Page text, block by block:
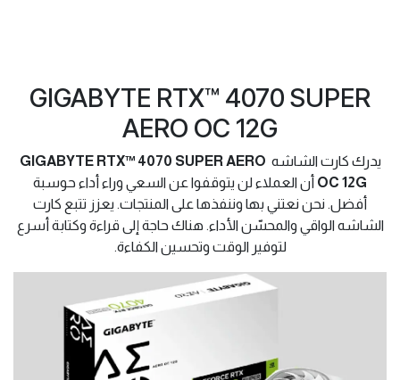
GIGABYTE RTX™ 4070 SUPER
AERO OC 12G
يدرك كارت الشاشه GIGABYTE RTX™ 4070 SUPER AERO
OC 12G أن العملاء لن يتوقفوا عن السعي وراء أداء حوسبة
أفضل. نحن نعتني بها وننفذها على المنتجات. يعزز تتبع كارت
الشاشه الواقي والمحسّن الأداء. هناك حاجة إلى قراءة وكتابة أسرع
لتوفير الوقت وتحسين الكفاءة.